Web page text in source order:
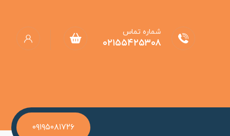
شماره تماس
۰۲۱۵۵۴۲۵۳۰۸
۰۹۱۹۵۰۸۱۷۲۶